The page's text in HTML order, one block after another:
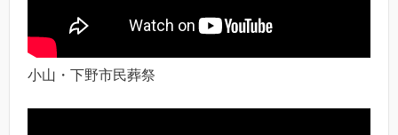
小山・下野市民葬祭